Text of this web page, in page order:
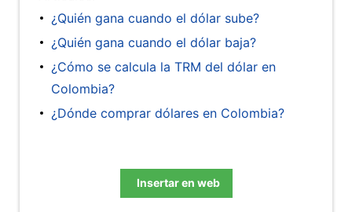
¿Quién gana cuando el dólar sube?
¿Quién gana cuando el dólar baja?
¿Cómo se calcula la TRM del dólar en
Colombia?
¿Dónde comprar dólares en Colombia?
Insertar en web